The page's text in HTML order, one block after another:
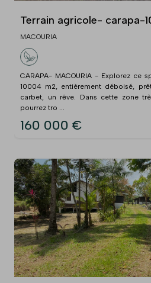
Terrain agricole- carapa-
MACOURIA
CARAPA- MACOURIA - Explorez ce
10004 m2, entièrement déboisé,
carbet, un rêve. Dans cette zone
pourrez tro ...
160 000 €